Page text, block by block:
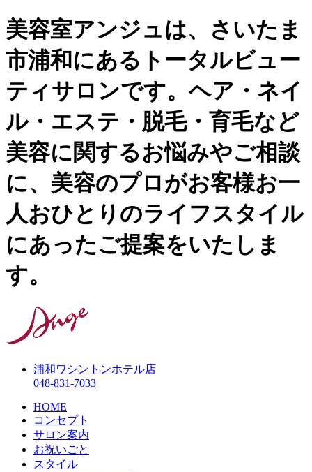
美容室アンジュは、さいたま
市浦和にあるトータルビュー
ティサロンです。ヘア・ネイ
ル・エステ・脱毛・育毛など
美容に関するお悩みやご相談
に、美容のプロがお客様お一
人おひとりのライフスタイル
にあったご提案をいたしま
す。
浦和ワシントンホテル店
048-831-7033
HOME
コンセプト
サロン案内
お祝いごと
スタイル